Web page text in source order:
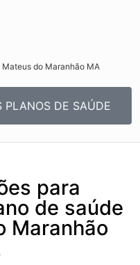
do Maranhão MA​
PLANOS DE SAÚDE
para
de saúde
Maranhão